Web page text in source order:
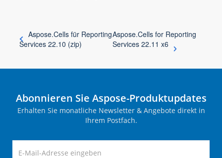
Aspose.Cells für Reporting
Services 22.10 (zip)
Aspose.Cells for Reporting
Services 22.11 x6
Abonnieren Sie Aspose-Produktupdates
Erhalten Sie monatliche Newsletter & Angebote direkt in
Ihrem Postfach.